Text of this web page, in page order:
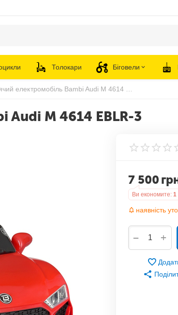
Толокари Біговели
Audi M 4614 EBLR-3
7 500
Ви економите: 1
наявність
+
−